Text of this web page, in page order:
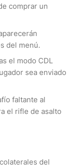
comprar un
del menú.
el modo CDL
sea enviado
faltante al
el rifle de asalto
del